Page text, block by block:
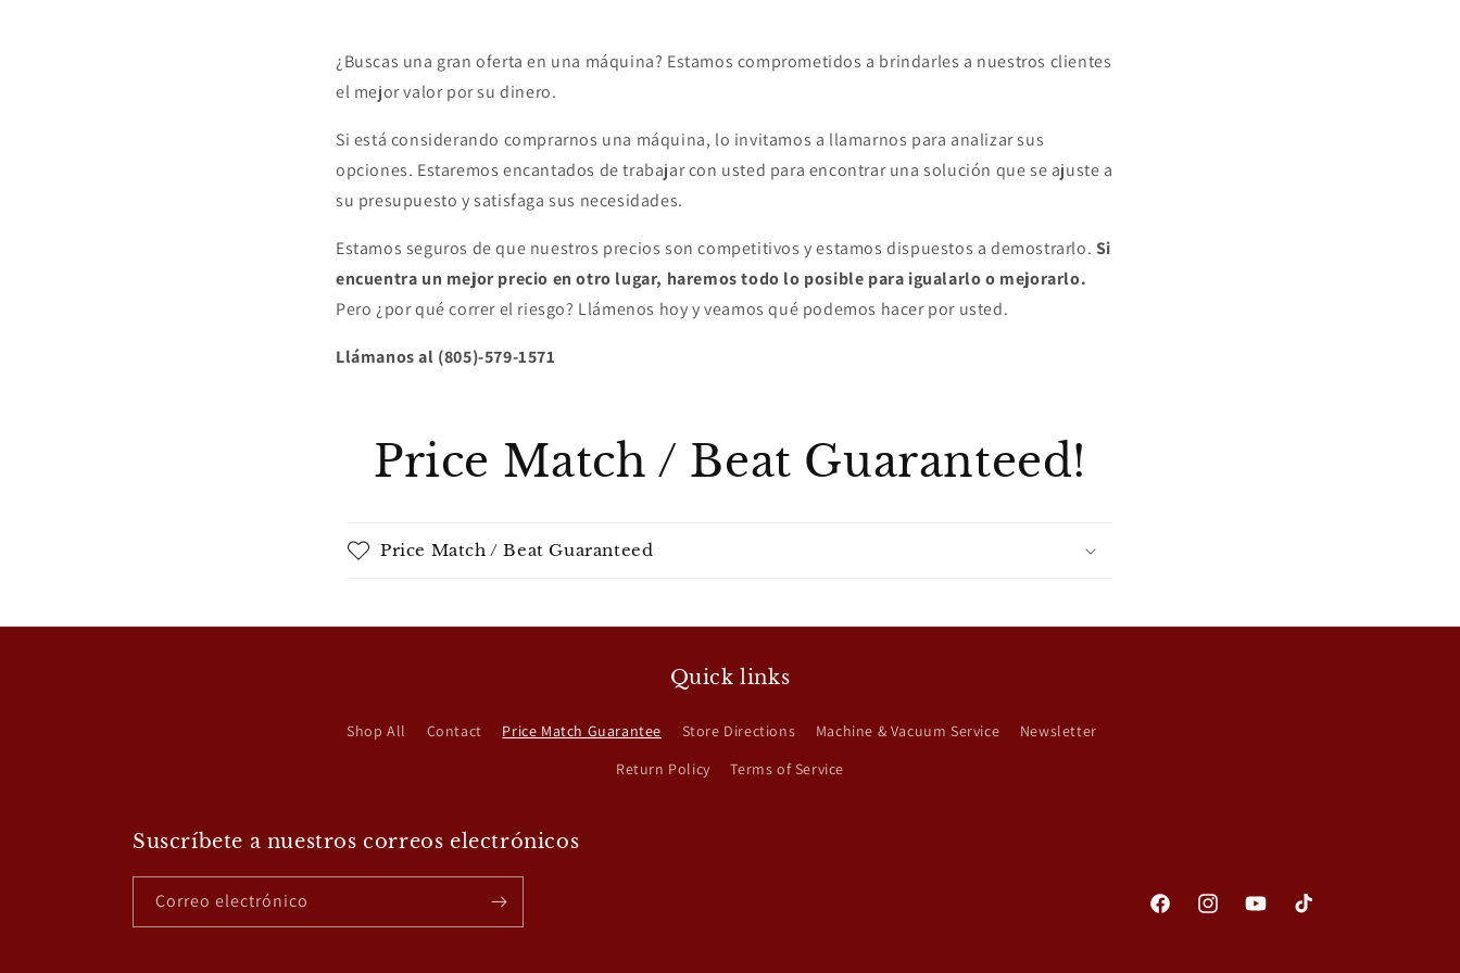
¿Buscas una gran oferta en una máquina? Estamos comprometidos a brindarles a nuestros clientes
el mejor valor por su dinero.
Si está considerando comprarnos una máquina, lo invitamos a llamarnos para analizar sus
opciones. Estaremos encantados de trabajar con usted para encontrar una solución que se ajuste a
su presupuesto y satisfaga sus necesidades.
Estamos seguros de que nuestros precios son competitivos y estamos dispuestos a demostrarlo. Si
encuentra un mejor precio en otro lugar, haremos todo lo posible para igualarlo o mejorarlo.
Pero ¿por qué correr el riesgo? Llámenos hoy y veamos qué podemos hacer por usted.
Llámanos al (805)-579-1571
Price Match / Beat Guaranteed!
Price Match / Beat Guaranteed
Quick links
Shop All Contact Price Match Guarantee Store Directions Machine & Vacuum Service
Newsletter
Return Policy
Terms of Service
Suscríbete a nuestros correos electrónicos
Correo electrónico
FacebookInstagramYouTubeTikTok